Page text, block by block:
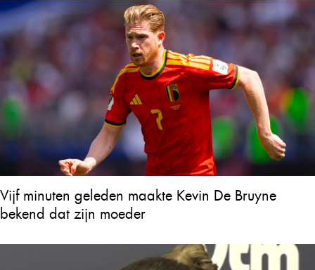
Vijf minuten geleden maakte Kevin De Bruyne
bekend dat zijn moeder